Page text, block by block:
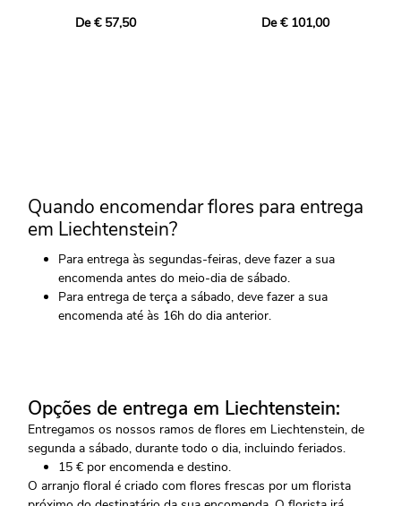
De € 57,50
De € 101,00
Quando encomendar flores para entrega
em Liechtenstein?
Para entrega às segundas-feiras, deve fazer a sua
encomenda antes do meio-dia de sábado.
Para entrega de terça a sábado, deve fazer a sua
encomenda até às 16h do dia anterior.
Opções de entrega em Liechtenstein:
Entregamos os nossos ramos de flores em Liechtenstein, de
segunda a sábado, durante todo o dia, incluindo feriados.
15 € por encomenda e destino.
O arranjo floral é criado com flores frescas por um florista